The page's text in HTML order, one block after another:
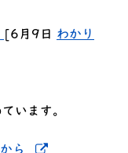
新しいウィンドウで
[6月9日 わかり
います。
ら